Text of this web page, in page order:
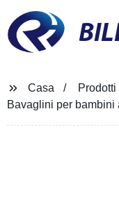
Casa
Prodotti
Bavaglini per bambini